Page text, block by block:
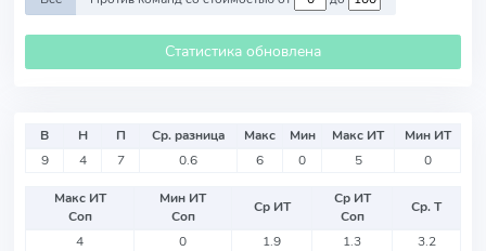
Статистика обновлена
В Н П Ср. разница Макс Мин Макс ИТ
Мин ИТ
9
4 7 0.6 6 0 5 0
Макс ИТ
Соп
Мин ИТ
Соп
Ср ИТ
Ср ИТ
Соп
Ср. Т
4
0 1.9 1.3 3.2